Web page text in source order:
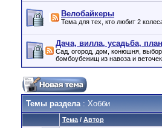
Велобайкеры
Тема для тех, кто любит 2
Дача, вилла, усадьба,
Сад, огород, дом, конюшня, выбор
бомбоубежищ из навоза и
Темы раздела: Хобби
Тема / Автор